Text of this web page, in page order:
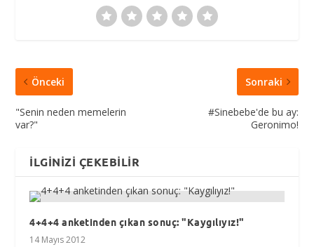
Önceki
"Senin neden memelerin
var?"
Sonraki
#Sinebebe'de bu ay:
Geronimo!
İLGINIZI ÇEKEBILIR
4+4+4 anketinden çıkan sonuç: "Kaygılıyız!"
14 Mayıs 2012